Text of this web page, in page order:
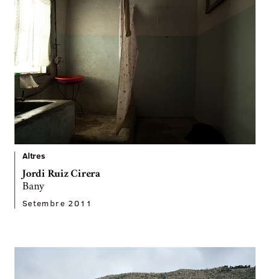
Altres
Jordi Ruiz Cirera
Bany
Setembre 2011